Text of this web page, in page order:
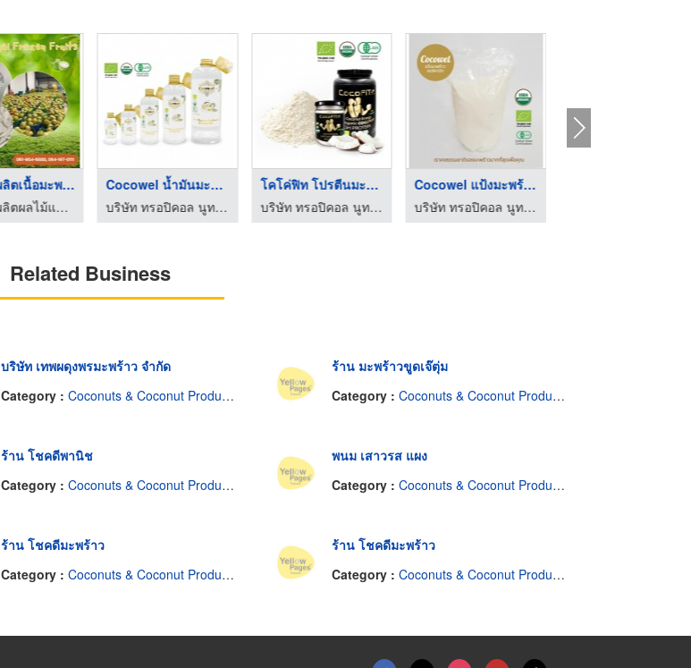
โรงงานผลิตเนื้อมะพร้ ...
โรงงานผลิตผลไม้แช่แข็ง - พิศมัย ผลไม้แช่แข็ง
Cocowel น้ำมันมะพร้า ...
บริษัท ทรอปิคอล นูทริชั่น จำกัด
โคโค่ฟิท โปรตีนมะพร้ ...
บริษัท ทรอปิคอล นูทริชั่น จำกัด
Cocowel แป้งมะพร้าวอ ...
บริษัท ทรอปิคอล นูทริชั่น จำกัด
Related Business
บริษัท เทพผดุงพรมะพร้าว จำกัด
Category :Coconuts & Coconut Products
ร้าน มะพร้าวขูดเจ๊ตุ่ม
Category : Coconuts & Coconut Products
ร้าน โชคดีพานิช
Category :Coconuts & Coconut Products
พนม เสาวรส แผง
Category : Coconuts & Coconut Products
ร้าน โชคดีมะพร้าว
Category :Coconuts & Coconut Products
ร้าน โชคดีมะพร้าว
Category : Coconuts & Coconut Products